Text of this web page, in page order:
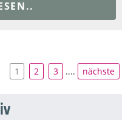
1 2 3 .... nächste